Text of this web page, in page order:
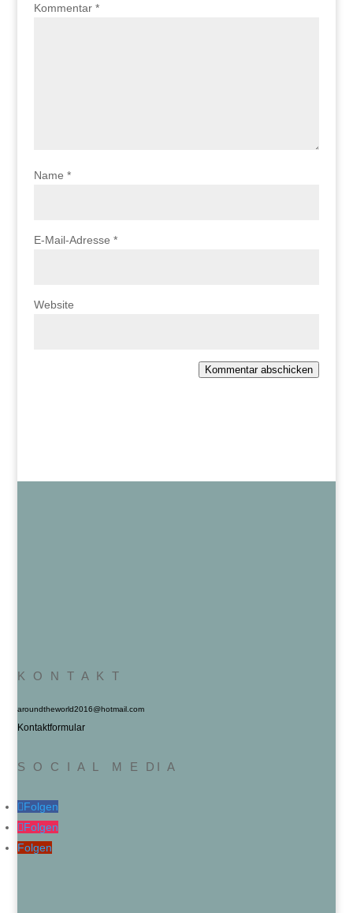
Kommentar *
Name *
E-Mail-Adresse *
Website
Kommentar abschicken
K O N T A K T
aroundtheworld2016@hotmail.com
Kontaktformular
S O C I A L M E DI A
Folgen
Folgen
Folgen